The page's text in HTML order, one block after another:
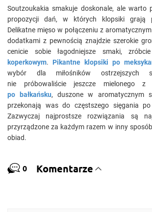
Soutzoukakia smakuje doskonale, ale warto
propozycji dań, w których klopsiki grają
Delikatne mięso w połączeniu z
dodatkami z pewnością znajdzie szerokie
cenicie sobie łagodniejsze smaki,
koperkowym. Pikantne klopsiki po
wybór dla miłośników ostrzejszych
nie próbowaliście jeszcze mielonego z
po bałkańsku, duszone w aromatycznym
przekonają was do częstszego sięgania
Zazwyczaj najprostsze rozwiązania są
przyrządzone za każdym razem w inny
obiad.
0 Komentarze